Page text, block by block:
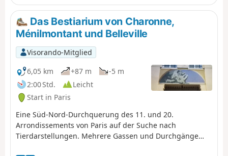
Stadtmauer von Paris und den übereinanderliegenden
Aquädukten von Arcueil und Cachan unterbrochen.
Das Bestiarium von Charonne,
Ménilmontant und Belleville
Visorando-Mitglied
6,05 km
+87 m
-5 m
2:00 Std.
Leicht
Start in Paris
Eine Süd-Nord-Durchquerung des 11. und 20.
Arrondissements von Paris auf der Suche nach
Tierdarstellungen. Mehrere Gassen und Durchgänge